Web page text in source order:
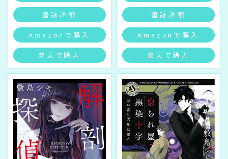
書誌詳細
Amazonで購入
楽天で購入
書誌詳細
Amazonで購入
楽天で購入